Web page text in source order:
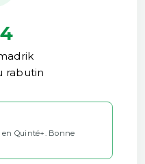
rabutin
en Quinté+. Bonne